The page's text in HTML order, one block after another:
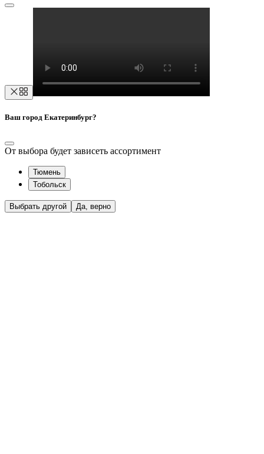
Ваш город Екатеринбург?
От выбора будет зависеть ассортимент
Тюмень
Тобольск
Выбрать другой Да, верно